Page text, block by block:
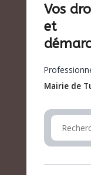
Vos
et
Mairie de